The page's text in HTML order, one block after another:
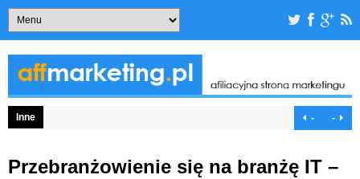
Inne - -
Przebranżowienie się na branżę IT –